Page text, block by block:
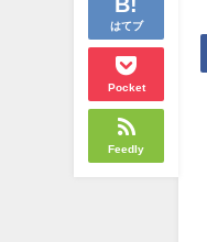
はてブ
Pocket
Feedly